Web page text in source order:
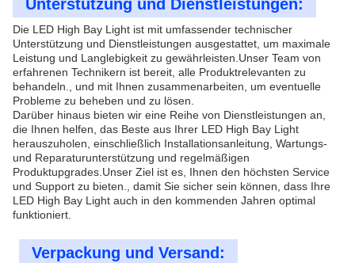
Unterstützung und Dienstleistungen:
Die LED High Bay Light ist mit umfassender technischer
Unterstützung und Dienstleistungen ausgestattet, um maximale
Leistung und Langlebigkeit zu gewährleisten.Unser Team von
erfahrenen Technikern ist bereit, alle Produktrelevanten zu
behandeln., und mit Ihnen zusammenarbeiten, um eventuelle
Probleme zu beheben und zu lösen.
Darüber hinaus bieten wir eine Reihe von Dienstleistungen an,
die Ihnen helfen, das Beste aus Ihrer LED High Bay Light
herauszuholen, einschließlich Installationsanleitung, Wartungs-
und Reparaturunterstützung und regelmäßigen
Produktupgrades.Unser Ziel ist es, Ihnen den höchsten Service
und Support zu bieten., damit Sie sicher sein können, dass Ihre
LED High Bay Light auch in den kommenden Jahren optimal
funktioniert.
Verpackung und Versand: